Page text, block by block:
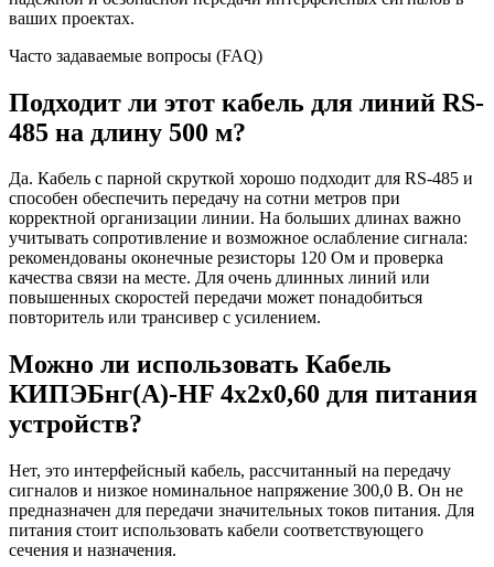
ваших проектах.
Часто задаваемые вопросы (FAQ)
Подходит ли этот кабель для линий RS-
485 на длину 500 м?
Да. Кабель с парной скруткой хорошо подходит для RS-485 и
способен обеспечить передачу на сотни метров при
корректной организации линии. На больших длинах важно
учитывать сопротивление и возможное ослабление сигнала:
рекомендованы оконечные резисторы 120 Ом и проверка
качества связи на месте. Для очень длинных линий или
повышенных скоростей передачи может понадобиться
повторитель или трансивер с усилением.
Можно ли использовать Кабель
КИПЭБнг(А)-HF 4х2х0,60 для питания
устройств?
Нет, это интерфейсный кабель, рассчитанный на передачу
сигналов и низкое номинальное напряжение 300,0 В. Он не
предназначен для передачи значительных токов питания. Для
питания стоит использовать кабели соответствующего
сечения и назначения.